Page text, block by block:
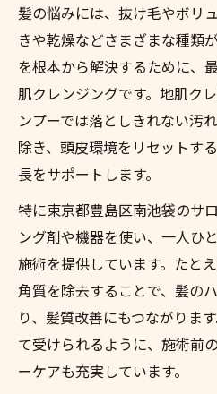
髪の悩みには、抜け毛やボリ
きや乾燥などさまざまな種類
を根本から解決するために、
肌クレンジングです。地肌ク
ンプーでは落としきれない汚
除き、頭皮環境をリセットす
長をサポートします。
特に東京都豊島区南池袋のサ
ング剤や機器を使い、一人ひ
施術を提供しています。たと
角質を除去することで、髪の
り、髪質改善にもつながりま
て受けられるように、施術前
ーケアも充実しています。